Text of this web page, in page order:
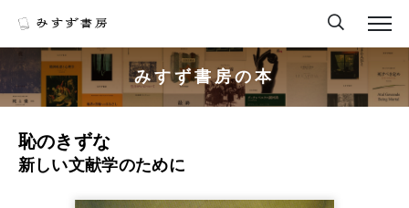
みすず書房の本
恥のきずな
新しい文献学のために